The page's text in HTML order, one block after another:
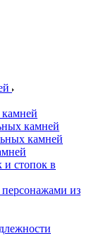
камней
камней
стопок в
из